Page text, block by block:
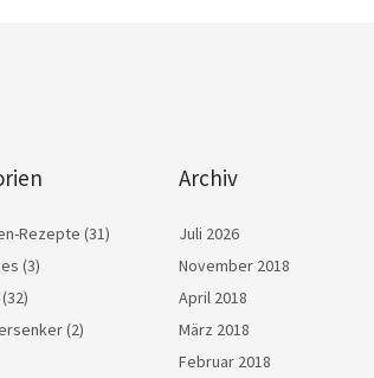
Rezepte (31)
(3)
(32)
(2)
Archiv
Juli 2026
November 2018
April 2018
März 2018
Februar 2018